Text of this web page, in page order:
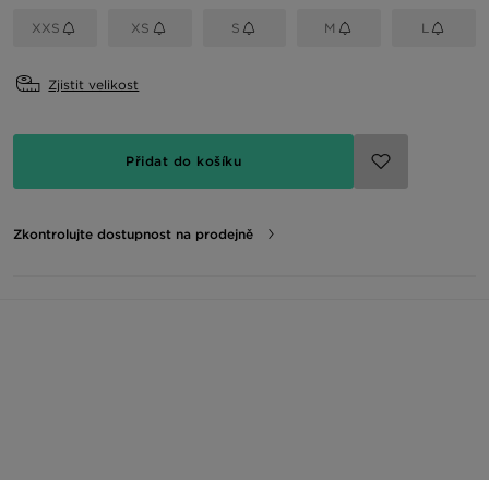
XXS XS S M L
Zjistit velikost
Přidat do košíku
Zkontrolujte dostupnost na prodejně